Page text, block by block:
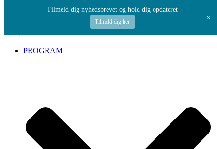
Spring til indhold
PROGRAM
Tilmeld dig nyhedsbrevet og hold dig opdateret
Tilmeld dig her +